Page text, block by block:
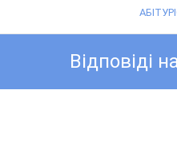
Відповіді